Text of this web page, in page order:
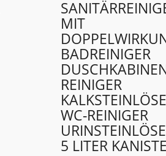
MIT
BADREINIGER
REINIGER
WC-REINIGER
5 LITER